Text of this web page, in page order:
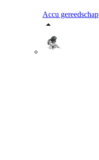
Accu gereedschap